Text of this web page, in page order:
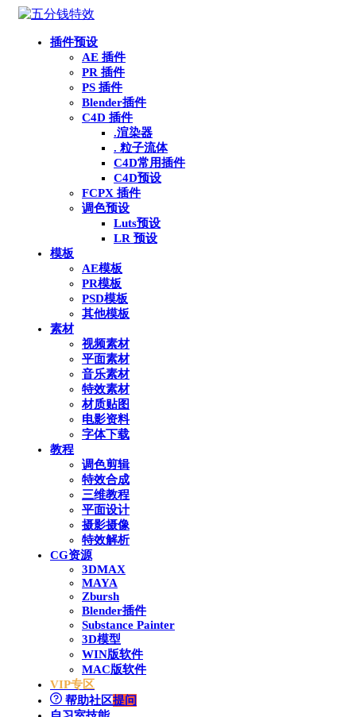
插件预设
AE 插件
PR 插件
PS 插件
Blender插件
C4D 插件
.渲染器
. 粒子流体
C4D常用插件
C4D预设
FCPX 插件
调色预设
Luts预设
LR 预设
模板
AE模板
PR模板
PSD模板
其他模板
素材
视频素材
平面素材
音乐素材
特效素材
材质贴图
电影资料
字体下载
教程
调色剪辑
特效合成
三维教程
平面设计
摄影摄像
特效解析
CG资源
3DMAX
MAYA
Zbursh
Blender插件
Substance Painter
3D模型
WIN版软件
MAC版软件
VIP专区
帮助社区提问